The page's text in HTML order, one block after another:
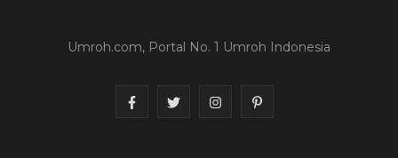
Umroh.com, Portal No. 1 Umroh Indonesia
F
T
I
P